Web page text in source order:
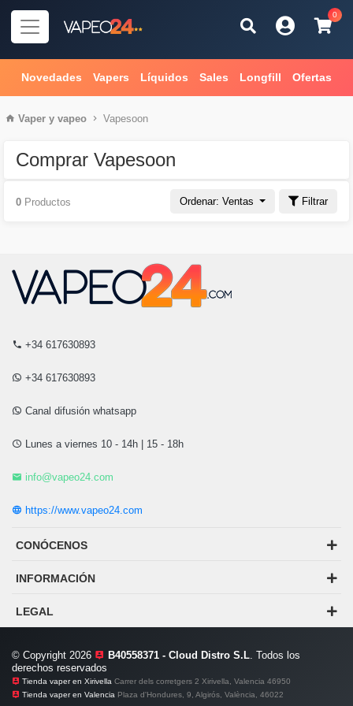
0
Novedades Vapers Líquidos Sales Longfill Ofertas
Vaper y vapeo Vapesoon
Comprar Vapesoon
Ordenar: Ventas Filtrar
0 Productos
+34 617630893
+34 617630893
Canal difusión whatsapp
Lunes a viernes 10 - 14h | 15 - 18h
info@vapeo24.com
https://www.vapeo24.com
CONÓCENOS
INFORMACIÓN
LEGAL
© Copyright 2026 B40558371 - Cloud Distro S.L. Todos los
derechos reservados
Tienda vaper en Xirivella Carrer dels corretgers 2 Xirivella, Valencia 46950
Tienda vaper en Valencia Plaza d'Hondures, 9, Algirós, València, 46022